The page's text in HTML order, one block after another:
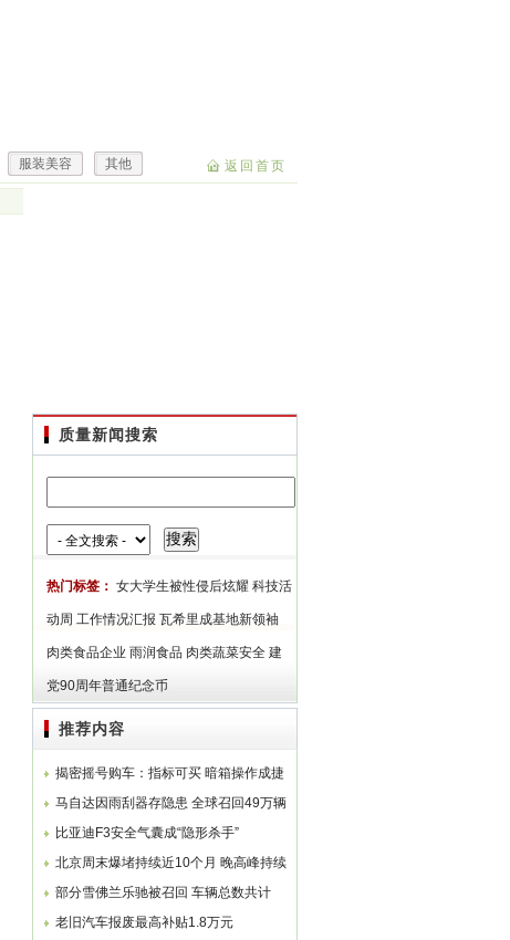
服装美容 其他 返回首页
质量新闻搜索
搜索
热门标签： 女大学生被性侵后炫耀 科技活
动周 工作情况汇报 瓦希里成基地新领袖
肉类食品企业 雨润食品 肉类蔬菜安全 建
党90周年普通纪念币
推荐内容
揭密摇号购车：指标可买 暗箱操作成捷
径
马自达因雨刮器存隐患 全球召回49万辆
马3
比亚迪F3安全气囊成“隐形杀手”
北京周末爆堵持续近10个月 晚高峰持续
4小时
部分雪佛兰乐驰被召回 车辆总数共计
22457辆
老旧汽车报废最高补贴1.8万元